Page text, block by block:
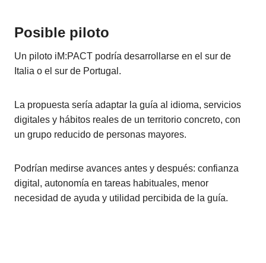
Posible piloto
Un piloto iM:PACT podría desarrollarse en el sur de
Italia o el sur de Portugal.
La propuesta sería adaptar la guía al idioma, servicios
digitales y hábitos reales de un territorio concreto, con
un grupo reducido de personas mayores.
Podrían medirse avances antes y después: confianza
digital, autonomía en tareas habituales, menor
necesidad de ayuda y utilidad percibida de la guía.